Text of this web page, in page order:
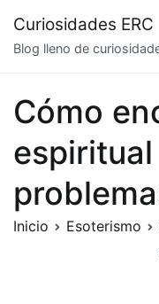
contenido
Curiosidades ERC
Blog lleno de
Cómo
Inicio Esoterismo